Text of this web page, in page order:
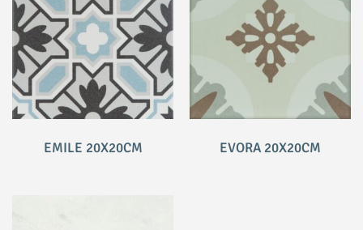
EMILE 20X20CM EVORA 20X20CM